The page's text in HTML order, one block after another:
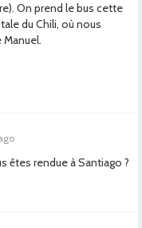
On prend le bus cette
du Chili, où nous
êtes rendue à Santiago ?